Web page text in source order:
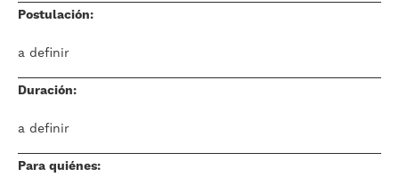
Postulación:
a definir
Duración:
a definir
Para quiénes: